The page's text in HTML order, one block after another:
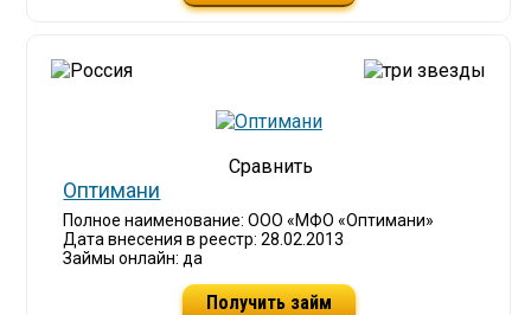
Оптимани
Полное наименование: ООО «МФО «Оптимани»
Дата внесения в реестр: 28.02.2013
Займы онлайн: да
Получить займ